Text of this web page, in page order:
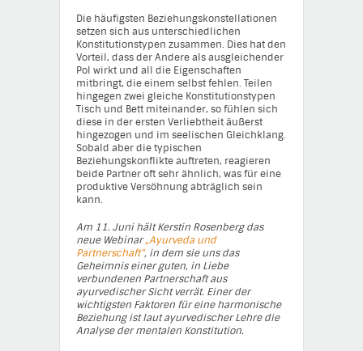
Die häufigsten Beziehungskonstellationen
setzen sich aus unterschiedlichen
Konstitutionstypen zusammen. Dies hat den
Vorteil, dass der Andere als ausgleichender
Pol wirkt und all die Eigenschaften
mitbringt, die einem selbst fehlen. Teilen
hingegen zwei gleiche Konstitutionstypen
Tisch und Bett miteinander, so fühlen sich
diese in der ersten Verliebtheit äußerst
hingezogen und im seelischen Gleichklang.
Sobald aber die typischen
Beziehungskonflikte auftreten, reagieren
beide Partner oft sehr ähnlich, was für eine
produktive Versöhnung abträglich sein
kann.
Am 11. Juni hält Kerstin Rosenberg das
neue Webinar„Ayurveda und
Partnerschaft“, in dem sie uns das
Geheimnis einer guten, in Liebe
verbundenen Partnerschaft aus
ayurvedischer Sicht verrät. Einer der
wichtigsten Faktoren für eine harmonische
Beziehung ist laut ayurvedischer Lehre die
Analyse der mentalen Konstitution.